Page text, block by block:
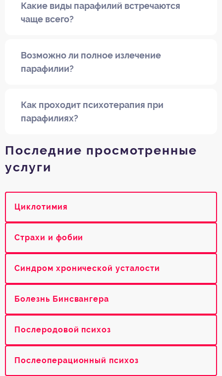
Какие виды парафилий встречаются
чаще всего?
Возможно ли полное излечение
парафилии?
Как проходит психотерапия при
парафилиях?
Последние просмотренные
услуги
Циклотимия
Страхи и фобии
Синдром хронической усталости
Болезнь Бинсвангера
Послеродовой психоз
Послеоперационный психоз